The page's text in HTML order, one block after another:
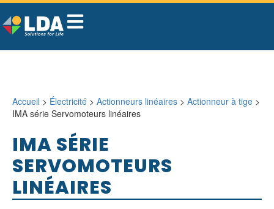
Accueil > Électricité > Actionneurs linéaires > Actionneur à tige >
IMA série Servomoteurs linéaires
IMA SÉRIE
SERVOMOTEURS
LINÉAIRES